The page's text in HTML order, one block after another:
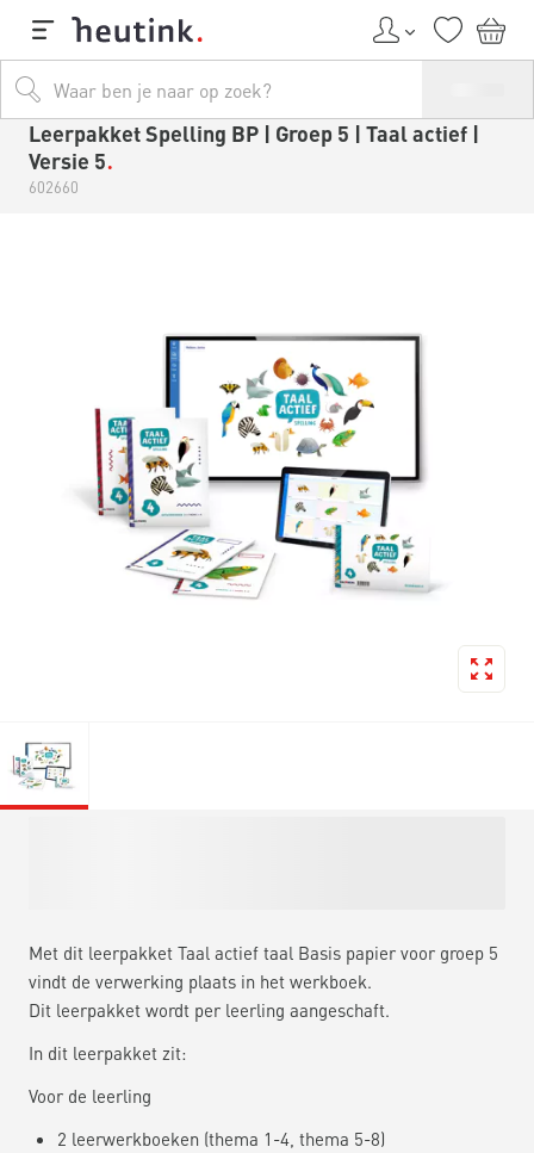
Leerpakket Spelling BP | Groep 5 | Taal actief |
Versie 5
602660
Met dit leerpakket Taal actief taal Basis papier voor groep 5
vindt de verwerking plaats in het werkboek.
Dit leerpakket wordt per leerling aangeschaft.
In dit leerpakket zit:
Voor de leerling
2 leerwerkboeken (thema 1-4, thema 5-8)